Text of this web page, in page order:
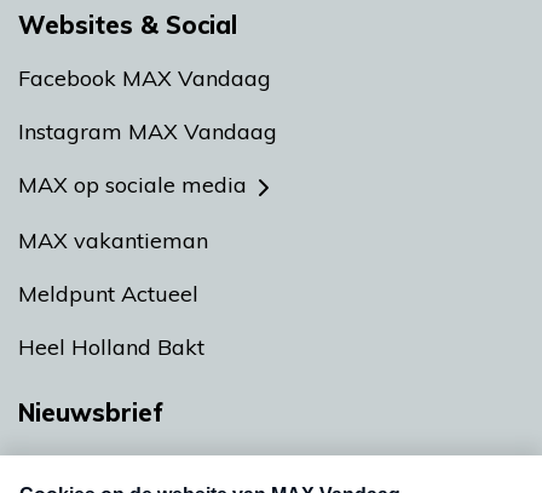
Websites & Social
Facebook MAX Vandaag
Instagram MAX Vandaag
MAX op sociale media
MAX vakantieman
Meldpunt Actueel
Heel Holland Bakt
Nieuwsbrief